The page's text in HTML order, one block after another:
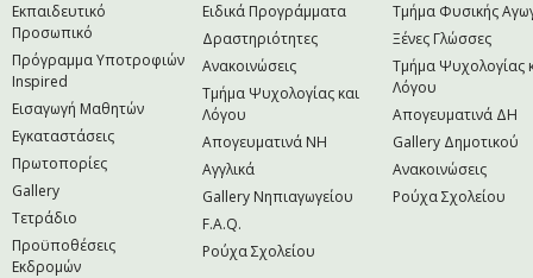
Εκπαιδευτικό
Προσωπικό
Πρόγραμμα Υποτροφιών
Inspired
Εισαγωγή Μαθητών
Εγκαταστάσεις
Πρωτοπορίες
Gallery
Τετράδιο
Προϋποθέσεις
Εκδρομών
Ειδικά Προγράμματα
Δραστηριότητες
Ανακοινώσεις
Τμήμα Ψυχολογίας και
Λόγου
Απογευματινά NH
Αγγλικά
Gallery Νηπιαγωγείου
F.A.Q.
Ρούχα Σχολείου
Τμήμα Φυσικής
Ξένες Γλώσσες
Τμήμα Ψυχολογίας
Λόγου
Απογευματινά ΔΗ
Gallery Δημοτικού
Ανακοινώσεις
Ρούχα Σχολείου